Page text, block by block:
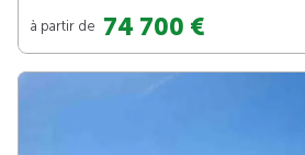
à partir de 74 700 €